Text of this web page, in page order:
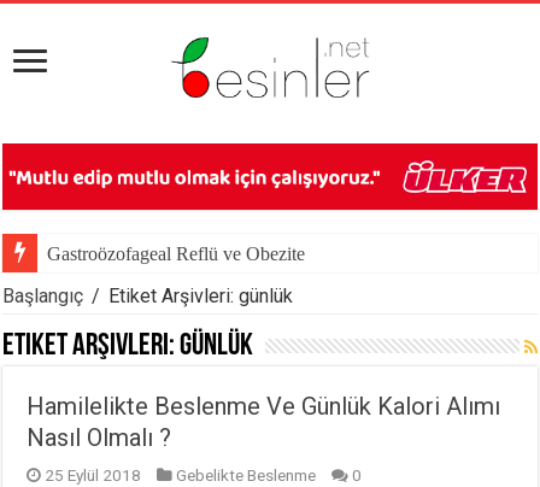
Gastroözofageal Reflü ve Obezite
Başlangıç / Etiket Arşivleri: günlük
Etiket Arşivleri:günlük
Hamilelikte Beslenme Ve Günlük Kalori Alımı
Nasıl Olmalı ?
25 Eylül 2018 Gebelikte Beslenme 0